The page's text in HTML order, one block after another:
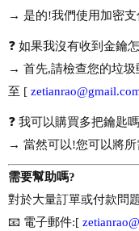
→ 是的!我們使用加密支
❓ 如果我沒有收到金鑰
→ 首先,請檢查您的垃圾
至 [
❓ 我可以購買多把鑰匙
→ 當然可以!您可以將
需要幫助嗎?
對於大量訂單或付款問
📧 電子郵件:[